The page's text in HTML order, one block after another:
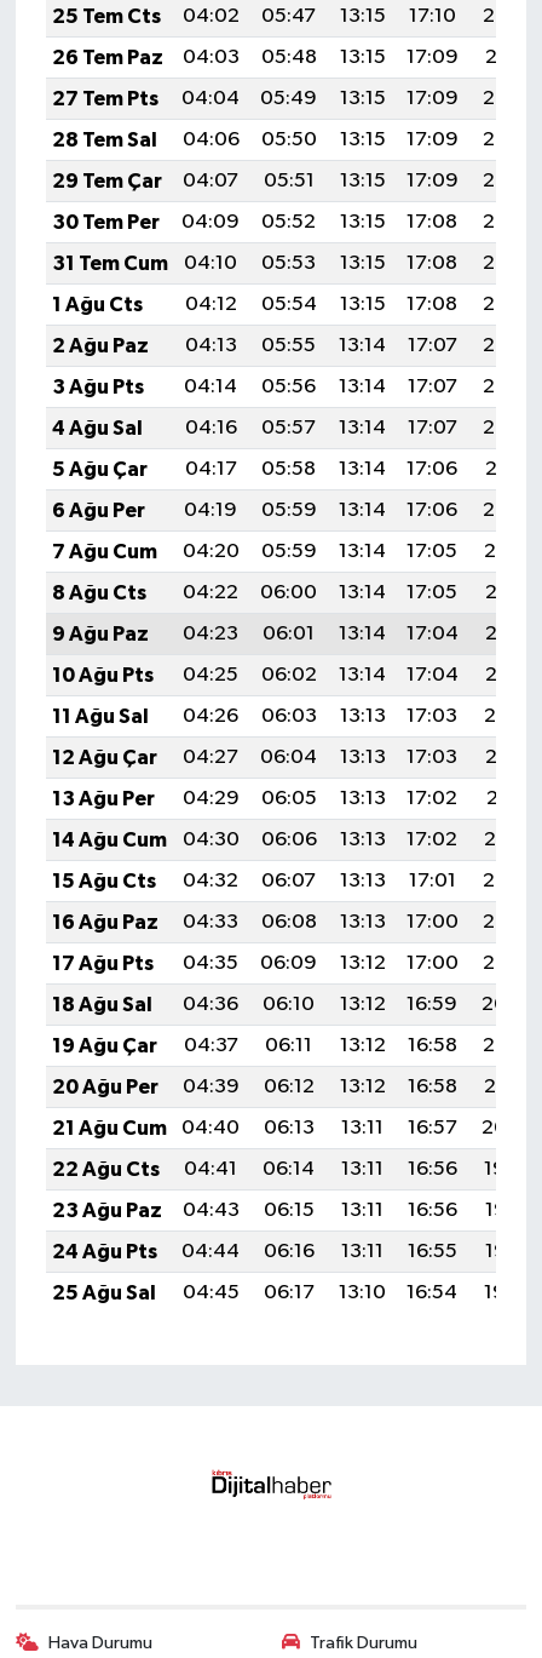
25 Tem Cts
04:02 05:47 13:15 17:10
20:32
26 Tem Paz
04:03 05:48 13:15 17:09
20:31
27 Tem Pts
04:04 05:49 13:15 17:09
20:30
28 Tem Sal
04:06 05:50 13:15 17:09
20:29
29 Tem Çar
04:07 05:51 13:15 17:09
20:28
30 Tem Per
04:09 05:52 13:15 17:08
20:27
31 Tem Cum
04:10 05:53 13:15 17:08
20:26
1 Ağu Cts
04:12 05:54 13:15 17:08
20:25
2 Ağu Paz
04:13 05:55 13:14 17:07
20:24
3 Ağu Pts
04:14 05:56 13:14 17:07
20:23
4 Ağu Sal
04:16 05:57 13:14 17:07
20:22
5 Ağu Çar
04:17 05:58 13:14 17:06
20:21
6 Ağu Per
04:19 05:59 13:14 17:06
20:20
7 Ağu Cum
04:20 05:59 13:14 17:05
20:19
8 Ağu Cts
04:22 06:00 13:14 17:05
20:17
9 Ağu Paz
04:23 06:01 13:14 17:04
20:16
10 Ağu Pts
04:25 06:02 13:14 17:04
20:15
11 Ağu Sal
04:26 06:03 13:13 17:03
20:14
12 Ağu Çar
04:27 06:04 13:13 17:03
20:12
13 Ağu Per
04:29 06:05 13:13 17:02
20:11
14 Ağu Cum
04:30 06:06 13:13 17:02
20:10
15 Ağu Cts
04:32 06:07 13:13 17:01
20:08
16 Ağu Paz
04:33 06:08 13:13 17:00
20:07
17 Ağu Pts
04:35 06:09 13:12 17:00
20:06
18 Ağu Sal
04:36 06:10 13:12 16:59
20:04
19 Ağu Çar
04:37 06:11 13:12 16:58
20:03
20 Ağu Per
04:39 06:12 13:12 16:58
20:01
21 Ağu Cum
04:40 06:13 13:11 16:57
20:00
22 Ağu Cts
04:41 06:14 13:11 16:56
19:59
23 Ağu Paz
04:43 06:15 13:11 16:56
19:57
24 Ağu Pts
04:44 06:16 13:11 16:55
19:56
25 Ağu Sal
04:45 06:17 13:10 16:54 19:54
Hava Durumu Trafik Durumu